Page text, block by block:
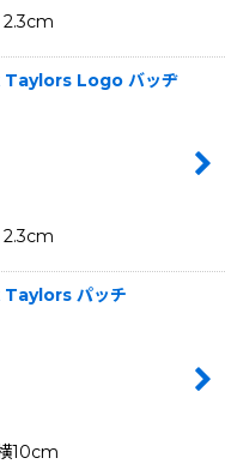
Logo バッヂ
パッチ
10cm